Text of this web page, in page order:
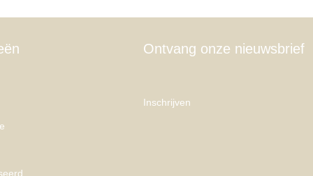
Ontvang onze nieuwsbrief
Inschrijven